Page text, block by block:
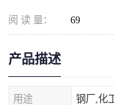
阅 读 量： 69
产品描述
用途